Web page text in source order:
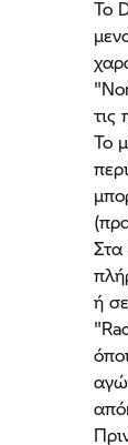
Το
τις
Το
ή